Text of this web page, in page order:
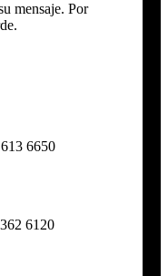
mensaje. Por
6650
6120